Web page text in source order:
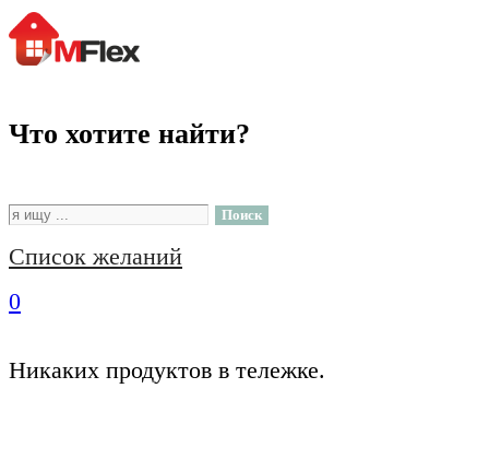
Что хотите найти?
Поиск
Список желаний
0
Никаких продуктов в тележке.